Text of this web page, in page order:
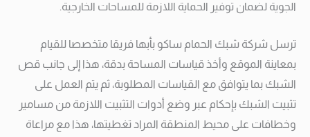
الجوية لضمان توفير الحماية اللازمة للمساحات الخارجية.
ترسل شركة شبك الحمام ساكو بأبها فريقا متخصصا للقيام
بمعاينة الموقع وأخذ قياسات المساحة بدقة، هذا إلى جانب قص
الشبك بما يتوافق مع القياسات المطلوبة، ثم يتم العمل على
تثبيت الشبك بإحكام عبر وضع أدوات التثبيت اللازمة من مسامير
وخطافات على محيط المنطقة المراد تغطيتها، هذا مع مراعاة